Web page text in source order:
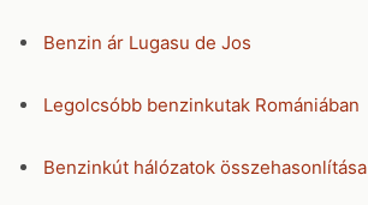
Benzin ár Lugasu de Jos
Legolcsóbb benzinkutak Romániában
Benzinkút hálózatok összehasonlítása